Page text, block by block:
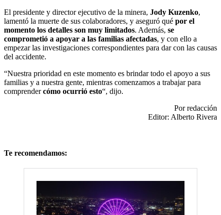
El presidente y director ejecutivo de la minera, Jody Kuzenko,
lamentó la muerte de sus colaboradores, y aseguró qué por el
momento los detalles son muy limitados. Además, se
comprometió a apoyar a las familias afectadas, y con ello a
empezar las investigaciones correspondientes para dar con las causas
del accidente.
“Nuestra prioridad en este momento es brindar todo el apoyo a sus
familias y a nuestra gente, mientras comenzamos a trabajar para
comprendercómo ocurrió esto“, dijo.
Por redacción
Editor: Alberto Rivera
Te recomendamos: